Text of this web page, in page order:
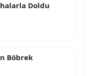
Doldu
Böbrek